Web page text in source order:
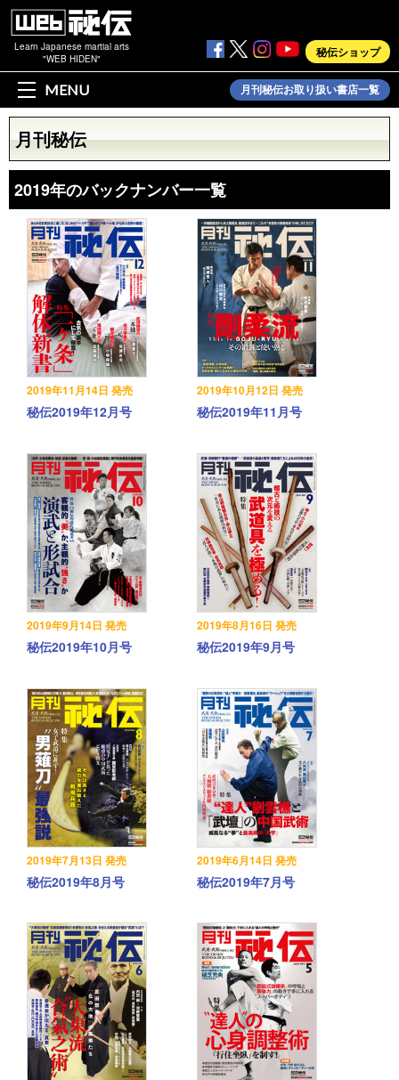
Learn Japanese martial arts
"WEB HIDEN"
秘伝ショップ
MENU 月刊秘伝お取り扱い書店一覧
月刊秘伝
2019年のバックナンバー一覧
2019年11月14日 発売
秘伝2019年12月号
2019年10月12日 発売
秘伝2019年11月号
2019年9月14日 発売
秘伝2019年10月号
2019年8月16日 発売
秘伝2019年9月号
2019年7月13日 発売
秘伝2019年8月号
2019年6月14日 発売
秘伝2019年7月号